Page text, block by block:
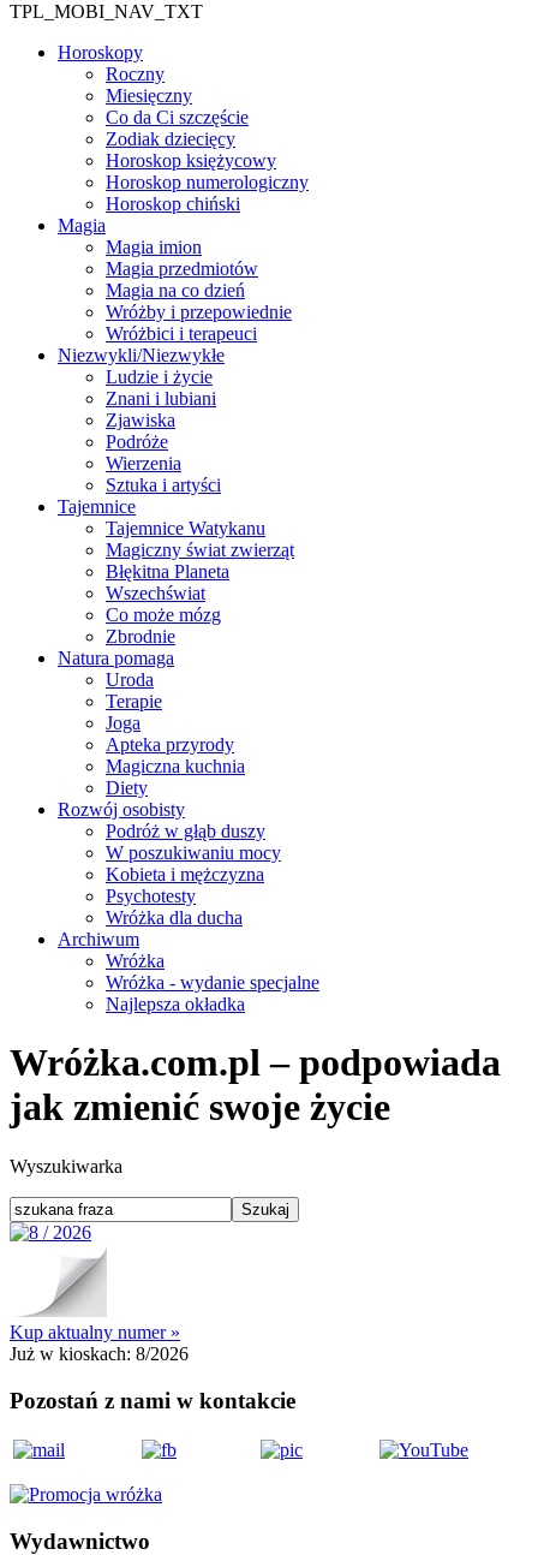
TPL_MOBI_NAV_TXT
Horoskopy
Roczny
Miesięczny
Co da Ci szczęście
Zodiak dziecięcy
Horoskop księżycowy
Horoskop numerologiczny
Horoskop chiński
Magia
Magia imion
Magia przedmiotów
Magia na co dzień
Wróżby i przepowiednie
Wróżbici i terapeuci
Niezwykli/Niezwykłe
Ludzie i życie
Znani i lubiani
Zjawiska
Podróże
Wierzenia
Sztuka i artyści
Tajemnice
Tajemnice Watykanu
Magiczny świat zwierząt
Błękitna Planeta
Wszechświat
Co może mózg
Zbrodnie
Natura pomaga
Uroda
Terapie
Joga
Apteka przyrody
Magiczna kuchnia
Diety
Rozwój osobisty
Podróż w głąb duszy
W poszukiwaniu mocy
Kobieta i mężczyzna
Psychotesty
Wróżka dla ducha
Archiwum
Wróżka
Wróżka - wydanie specjalne
Najlepsza okładka
Wróżka.com.pl – podpowiada
jak zmienić swoje życie
Wyszukiwarka
Kup aktualny numer »
Już w kioskach: 8/2026
Pozostań z nami w kontakcie
Wydawnictwo